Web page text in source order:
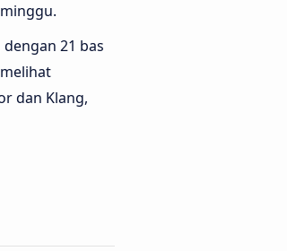
dengan 21 bas
melihat
dan Klang,